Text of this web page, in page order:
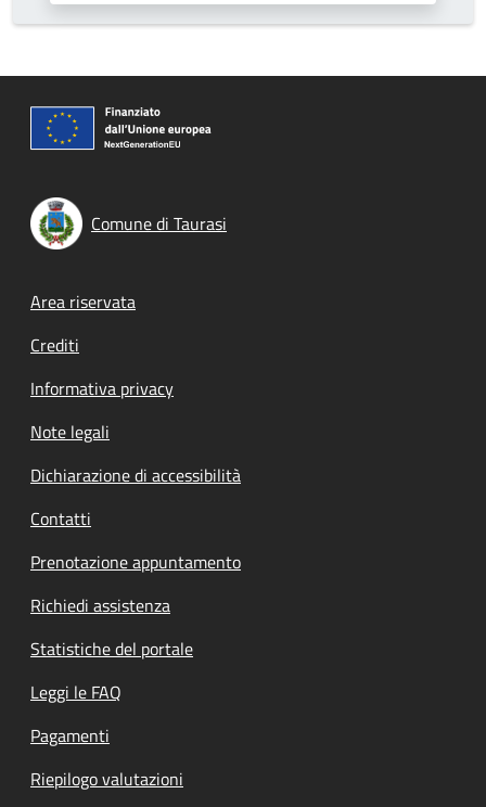
Comune di Taurasi
Footer menu
Area riservata
Crediti
Informativa privacy
Note legali
Dichiarazione di accessibilità
Contatti
Prenotazione appuntamento
Richiedi assistenza
Statistiche del portale
Leggi le FAQ
Pagamenti
Riepilogo valutazioni